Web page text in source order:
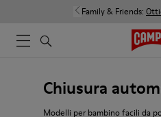
Family & Friends:
Chiusura
Modelli per bambino facili da